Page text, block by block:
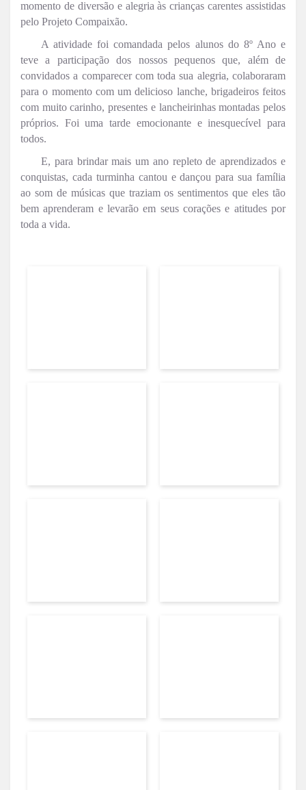
momento de diversão e alegria às crianças carentes assistidas
pelo Projeto Compaixão.
A atividade foi comandada pelos alunos do 8º Ano e
teve a participação dos nossos pequenos que, além de
convidados a comparecer com toda sua alegria, colaboraram
para o momento com um delicioso lanche, brigadeiros feitos
com muito carinho, presentes e lancheirinhas montadas pelos
próprios. Foi uma tarde emocionante e inesquecível para
todos.
E, para brindar mais um ano repleto de aprendizados e
conquistas, cada turminha cantou e dançou para sua família
ao som de músicas que traziam os sentimentos que eles tão
bem aprenderam e levarão em seus corações e atitudes por
toda a vida.